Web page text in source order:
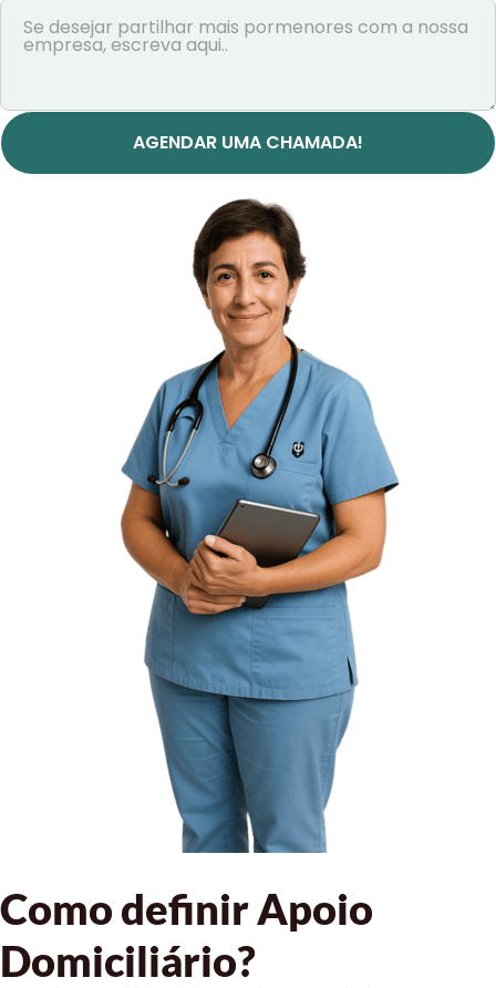
AGENDAR UMA CHAMADA!
Como definir Apoio
Domiciliário?